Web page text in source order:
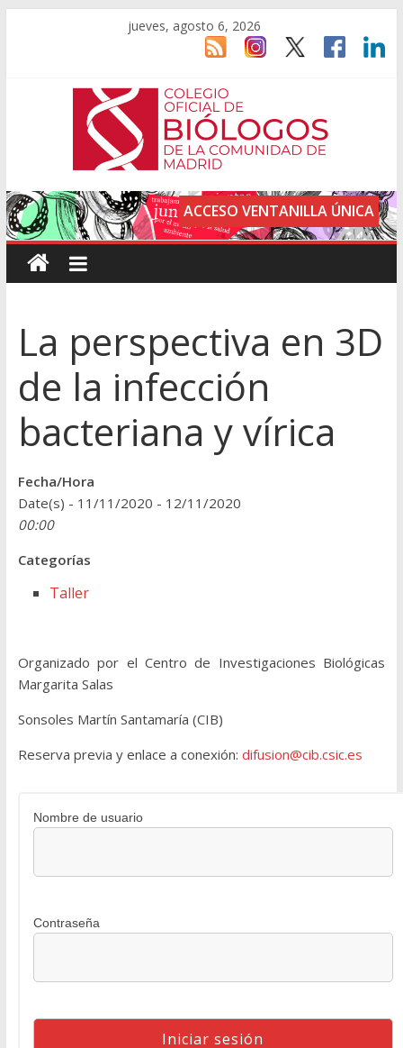
jueves, agosto 6, 2026
ACCESO VENTANILLA ÚNICA
La perspectiva en 3D
de la infección
bacteriana y vírica
Fecha/Hora
Date(s) - 11/11/2020 - 12/11/2020
00:00
Categorías
Taller
Organizado por el Centro de Investigaciones Biológicas
Margarita Salas
Sonsoles Martín Santamaría (CIB)
Reserva previa y enlace a conexión: difusion@cib.csic.es
Nombre de usuario
Contraseña